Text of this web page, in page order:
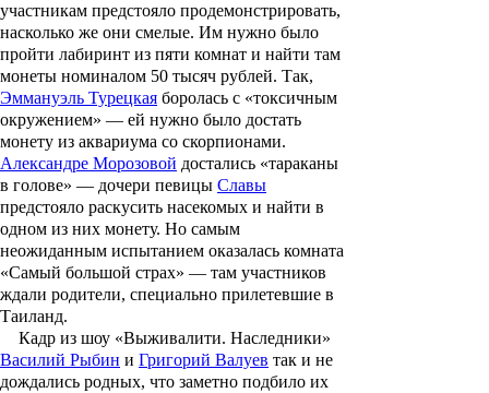
участникам предстояло продемонстрировать,
насколько же они смелые. Им нужно было
пройти лабиринт из пяти комнат и найти там
монеты номиналом 50 тысяч рублей. Так,
Эммануэль Турецкая боролась с «токсичным
окружением» — ей нужно было достать
монету из аквариума со скорпионами.
Александре Морозовой достались «тараканы
в голове» — дочери певицы Славы
предстояло раскусить насекомых и найти в
одном из них монету. Но самым
неожиданным испытанием оказалась комната
«Самый большой страх» — там участников
ждали родители, специально прилетевшие в
Таиланд.
Кадр из шоу «Выживалити. Наследники»
Василий Рыбин и Григорий Валуев так и не
дождались родных, что заметно подбило их